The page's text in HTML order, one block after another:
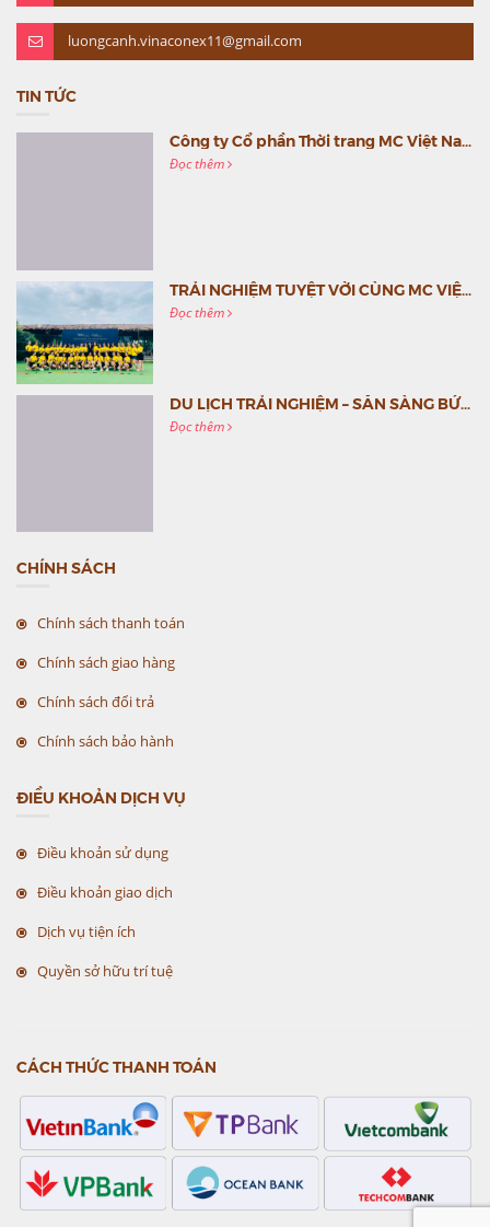
luongcanh.vinaconex11@gmail.com
TIN TỨC
Công ty Cổ phần Thời trang MC Việt Nam (MC Fashion) tổ chức Gala mừng sinh nhật lần thứ 9
Đọc thêm
TRẢI NGHIỆM TUYỆT VỜI CÙNG MC VIỆT NAM
Đọc thêm
DU LỊCH TRẢI NGHIỆM – SẴN SÀNG BỨT PHÁ CÙNG MC VIỆT NAM
Đọc thêm
CHÍNH SÁCH
Chính sách thanh toán
Chính sách giao hàng
Chính sách đổi trả
Chính sách bảo hành
ĐIỀU KHOẢN DỊCH VỤ
Điều khoản sử dụng
Điều khoản giao dịch
Dịch vụ tiện ích
Quyền sở hữu trí tuệ
CÁCH THỨC THANH TOÁN